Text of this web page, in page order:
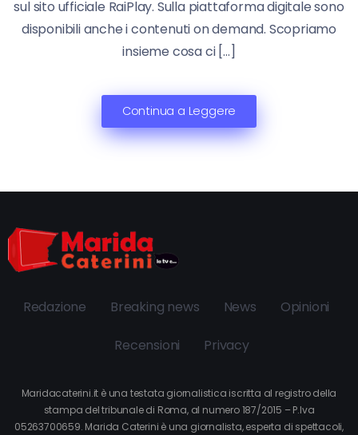
sul sito ufficiale RaiPlay. Sulla piattaforma digitale sono
disponibili anche i contenuti on demand. Scopriamo
insieme cosa ci […]
Continua a Leggere
Redazione Breaking news News Opinioni
Recensioni Privacy
Maridacaterini.it è una testata giornalistica iscritta al registro della
stampa del tribunale di Roma, al numero 187/2015 – P.Iva
05263700659. Marida Caterini è una giornalista, esperta di spettacoli,